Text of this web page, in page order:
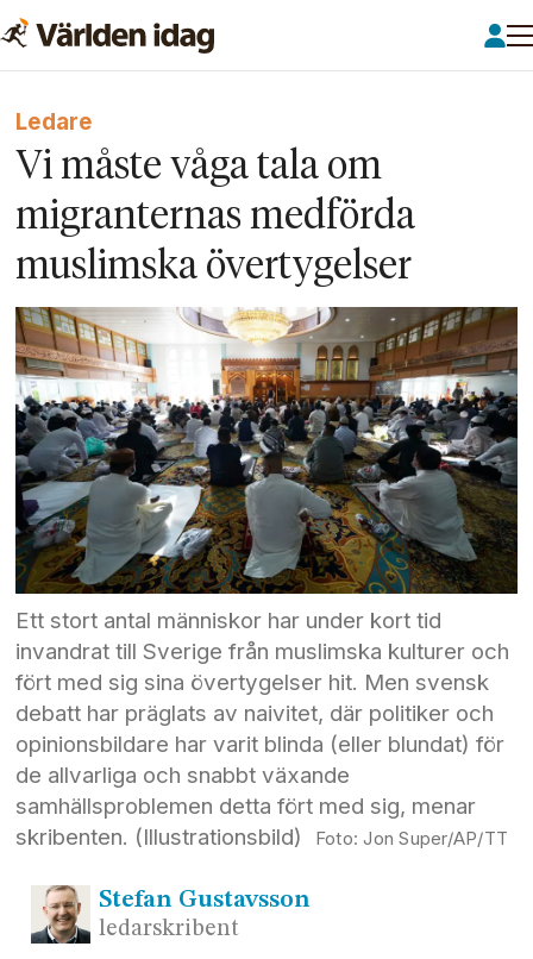
Ledare
Vi måste våga tala om
migranternas medförda
muslimska övertygelser
Ett stort antal människor har under kort tid
invandrat till Sverige från muslimska kulturer och
fört med sig sina övertygelser hit. Men svensk
debatt har präglats av naivitet, där politiker och
opinions­bildare har varit blinda (eller blundat) för
de allvarliga och snabbt växande
samhällsproblemen detta fört med sig, menar
skribenten. (Illustrationsbild)
Jon Super/AP/TT
Stefan Gustavsson
ledarskribent